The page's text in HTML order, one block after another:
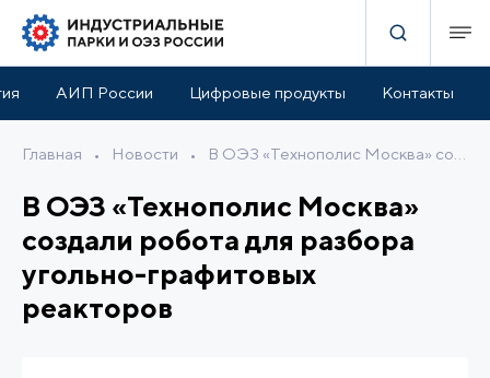
АИП России Цифровые продукты Контакты
Главная • Новости •
В ОЭЗ «Технополис Москва»
создали робота для разбора
угольно-графитовых
реакторов